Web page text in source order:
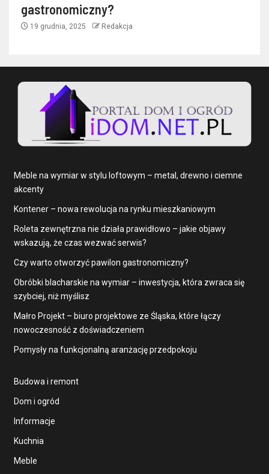
gastronomiczny?
19 grudnia, 2025 Redakcja
Meble na wymiar w stylu loftowym – metal, drewno i ciemne
akcenty
Kontener – nowa rewolucja na rynku mieszkaniowym
Roleta zewnętrzna nie działa prawidłowo – jakie objawy
wskazują, że czas wezwać serwis?
Czy warto otworzyć pawilon gastronomiczny?
Obróbki blacharskie na wymiar – inwestycja, która zwraca się
szybciej, niż myślisz
Małro Projekt – biuro projektowe ze Śląska, które łączy
nowoczesność z doświadczeniem
Pomysły na funkcjonalną aranżację przedpokoju
Budowa i remont
Dom i ogród
Informacje
Kuchnia
Meble